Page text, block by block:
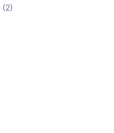
(2)